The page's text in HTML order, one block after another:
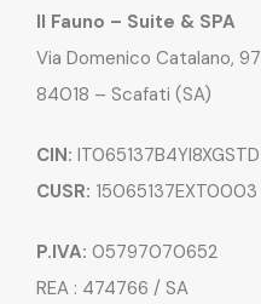
Il Fauno – Suite & SPA
Via Domenico Catalano, 97
84018 – Scafati (SA)
CIN: IT065137B4YI8XGSTD
CUSR: 15065137EXT0003
P.IVA: 05797070652
REA : 474766 / SA